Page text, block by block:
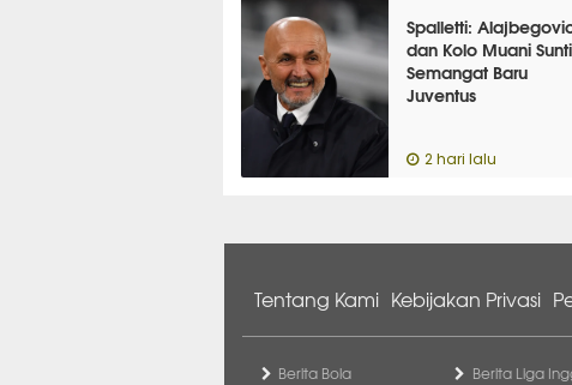
Spalletti:
dan Kolo Muani
Semangat Baru
Juventus
2 hari lalu
Tentang Kami Kebijakan Privasi
Berita Bola
Berita Liga